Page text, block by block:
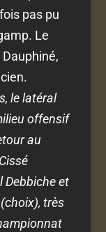
pas pu
Le
le latéral
offensif
au
Debbiche et
très